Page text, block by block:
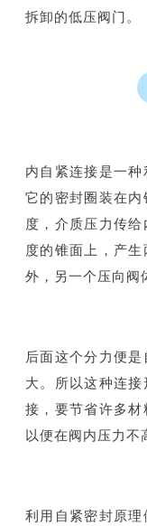
拆卸的低压阀门。
内自紧连接是一种
它的密封圈装在
度，介质压力传
度的锥面上，产
外，另一个压向阀
后面这个分力便
大。所以这种连
接，要节省许多材
以便在阀内压力不
利用自紧密封原